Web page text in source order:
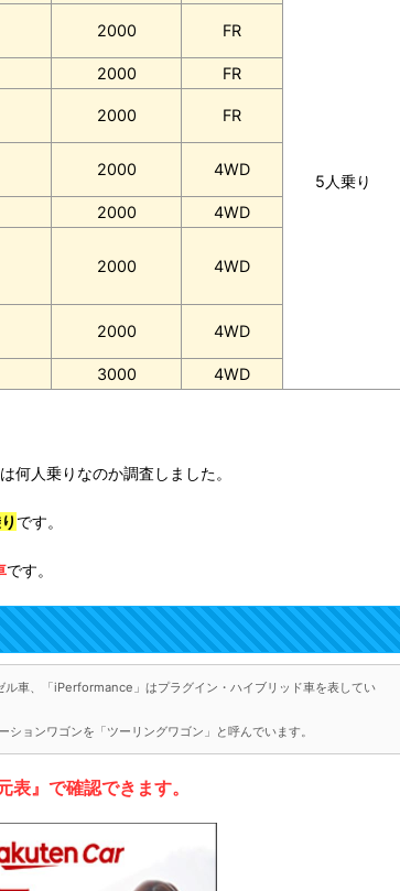
5人乗り
2000 FR
2000
FR
2000 FR
2000 4WD
2000
4WD
2000 4WD
2000 4WD
3000 4WD
何人乗りなのか調査しました。
です。
です。
車、「iPerformance」はプラグイン・ハイブリッド車を表してい
ョンワゴンを「ツーリングワゴン」と呼んでいます。
』で確認できます。